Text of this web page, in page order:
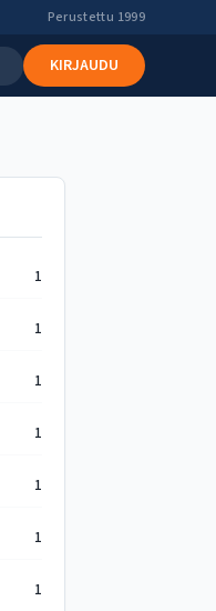
Perustettu 1999
KIRJAUDU
1
1
1
1
1
1
1